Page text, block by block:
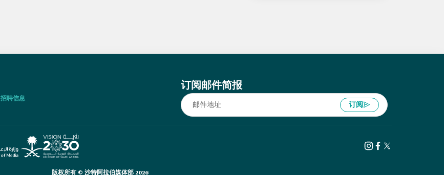
招聘信息
订阅邮件简报
订阅
版权所有 © 沙特阿拉伯媒体部 2026